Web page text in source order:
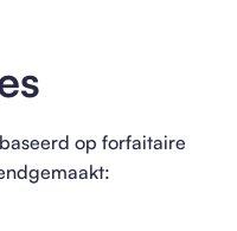
op forfaitaire